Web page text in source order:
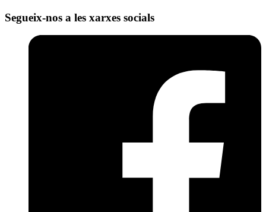
Segueix-nos a les xarxes socials